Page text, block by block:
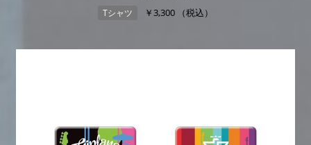
Tシャツ ￥3,300 （税込）